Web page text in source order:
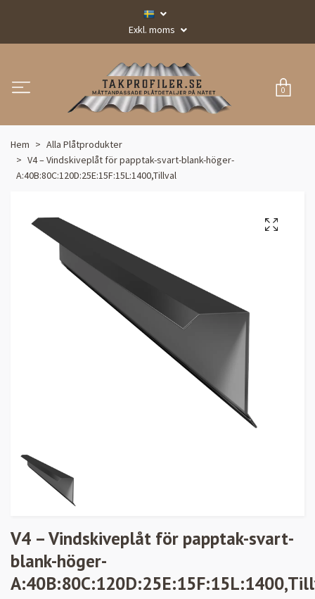
Exkl. moms
0
Hem
Alla Plåtprodukter
V4 – Vindskiveplåt för papptak-svart-blank-höger-
A:40B:80C:120D:25E:15F:15L:1400,Tillval
V4 – Vindskiveplåt för papptak-svart-
blank-höger-